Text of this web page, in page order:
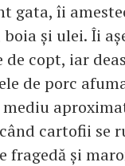
gata, îi
şi ulei. Îi
de copt, iar
de porc
cartofii se
fragedă şi